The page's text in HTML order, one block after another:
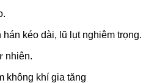
kéo dài, lũ lụt nghiêm trọng.
nhiên.
không khí gia tăng